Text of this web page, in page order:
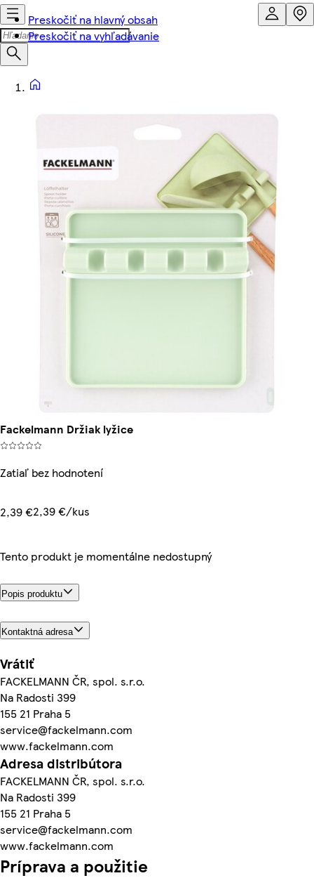
Preskočiť na hlavný obsah
Preskočiť na vyhľadávanie
Fackelmann Držiak lyžice
Zatiaľ bez hodnotení
2,39 €2,39 €/kus
Tento produkt je momentálne nedostupný
Popis produktu
Kontaktná adresa
Vrátiť
FACKELMANN ČR, spol. s.r.o.
Na Radosti 399
155 21 Praha 5
service@fackelmann.com
www.fackelmann.com
Adresa distribútora
FACKELMANN ČR, spol. s.r.o.
Na Radosti 399
155 21 Praha 5
service@fackelmann.com
www.fackelmann.com
Príprava a použitie